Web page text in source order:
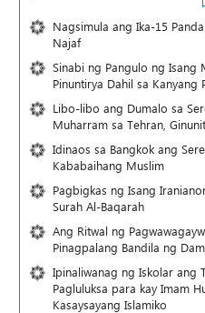
Nagsimula ang Ika-15
Najaf
Sinabi ng Pangulo ng Isang
Pinuntirya Dahil sa Kanyang
Libo-libo ang Dumalo sa
Muharram sa Tehran,
Idinaos sa Bangkok ang
Kababaihang Muslim
Pagbigkas ng Isang
Surah Al-Baqarah
Ang Ritwal ng
Pinagpalang Bandila ng
Ipinaliwanag ng Iskolar ang
Pagluluksa para kay Imam
Kasaysayang Islamiko